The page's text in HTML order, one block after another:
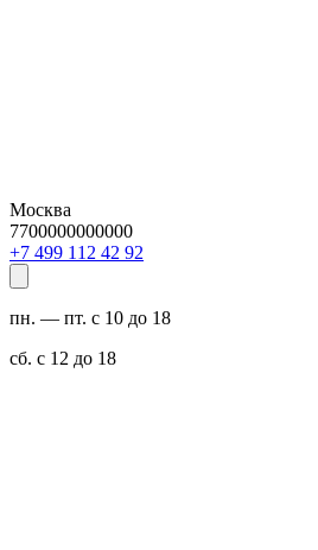
Москва
7700000000000
29 24 211 994 7+
пн. — пт. с 10 до 18
сб. с 12 до 18